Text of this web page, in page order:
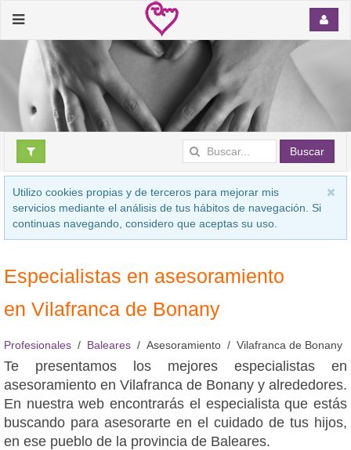
Buscar
Utilizo cookies propias y de terceros para mejorar mis
servicios mediante el análisis de tus hábitos de navegación. Si
continuas navegando, considero que aceptas su uso.
Especialistas en asesoramiento
en Vilafranca de Bonany
Profesionales Baleares Asesoramiento Vilafranca de Bonany
Te presentamos los mejores especialistas en
asesoramiento en Vilafranca de Bonany y alrededores.
En nuestra web encontrarás el especialista que estás
buscando para asesorarte en el cuidado de tus hijos,
en ese pueblo de la provincia de Baleares.